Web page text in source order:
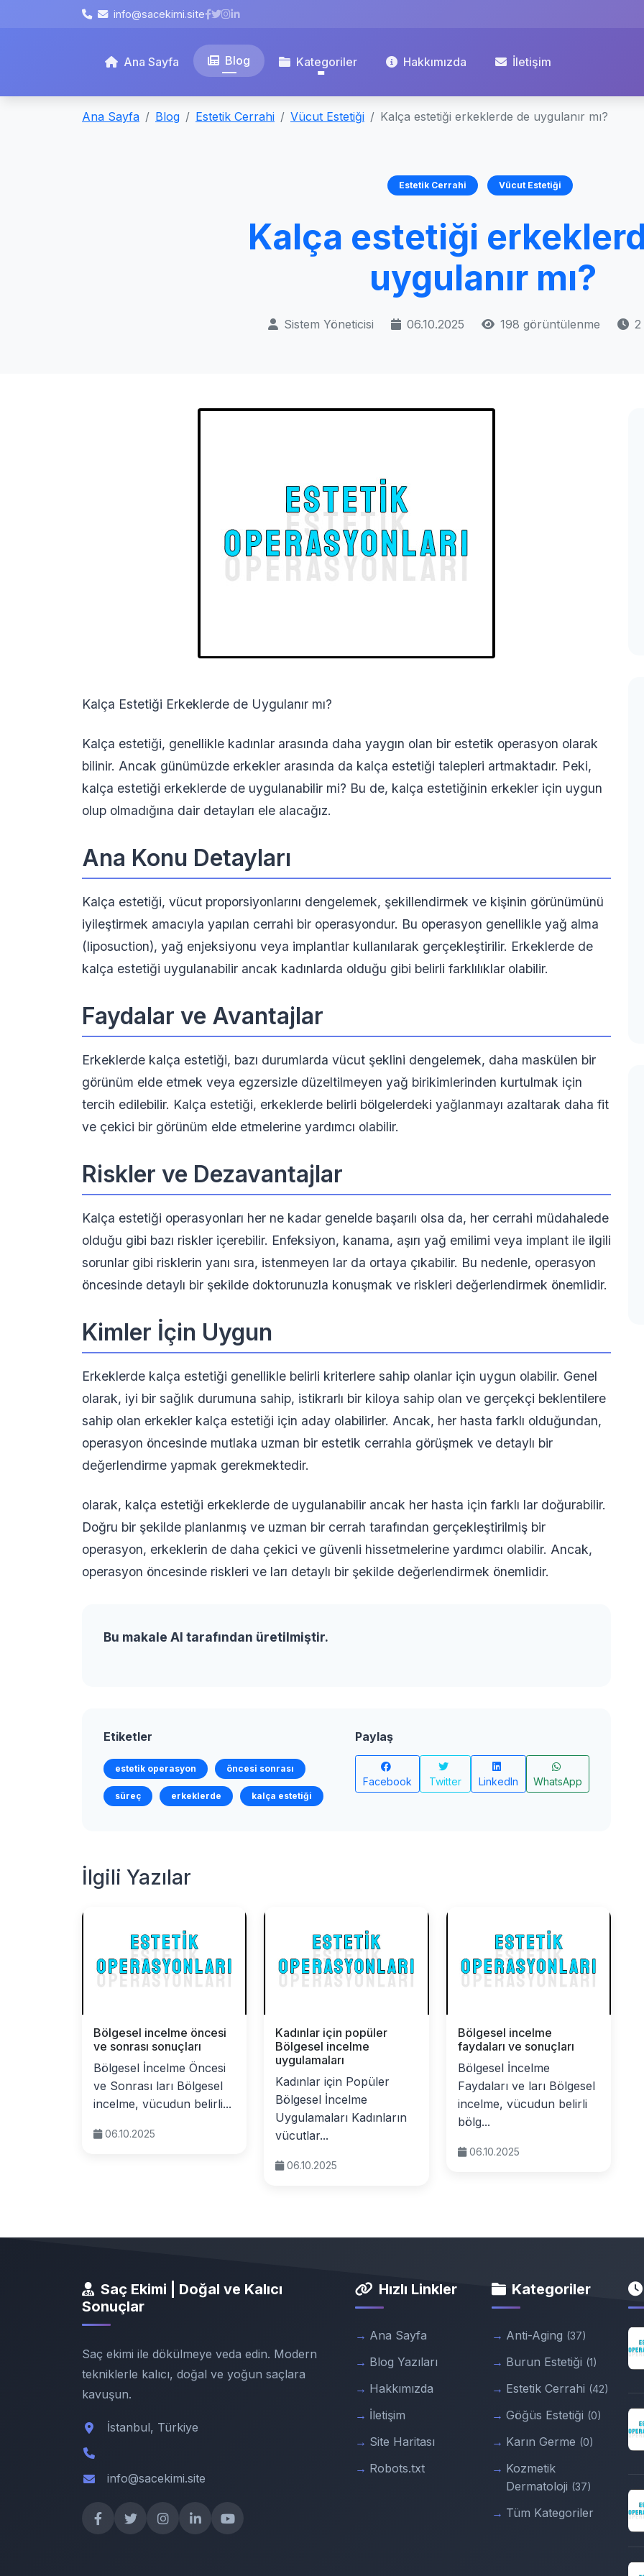
info@sacekimi.site
Ana Sayfa Blog Kategoriler Hakkımızda İletişim
Ana Sayfa Blog Estetik Cerrahi Vücut Estetiği Kalça estetiği erkeklerde de uygulanır mı?
Estetik Cerrahi Vücut Estetiği
Kalça estetiği
uygulanır mı?
Sistem Yöneticisi 06.10.2025 198 görüntülenme 2
Kalça Estetiği Erkeklerde de Uygulanır mı?
Kalça estetiği, genellikle kadınlar arasında daha yaygın olan bir estetik operasyon olarak
bilinir. Ancak günümüzde erkekler arasında da kalça estetiği talepleri artmaktadır. Peki,
kalça estetiği erkeklerde de uygulanabilir mi? Bu de, kalça estetiğinin erkekler için uygun
olup olmadığına dair detayları ele alacağız.
Ana Konu Detayları
Kalça estetiği, vücut proporsiyonlarını dengelemek, şekillendirmek ve kişinin görünümünü
iyileştirmek amacıyla yapılan cerrahi bir operasyondur. Bu operasyon genellikle yağ alma
(liposuction), yağ enjeksiyonu veya implantlar kullanılarak gerçekleştirilir. Erkeklerde de
kalça estetiği uygulanabilir ancak kadınlarda olduğu gibi belirli farklılıklar olabilir.
Faydalar ve Avantajlar
Erkeklerde kalça estetiği, bazı durumlarda vücut şeklini dengelemek, daha maskülen bir
görünüm elde etmek veya egzersizle düzeltilmeyen yağ birikimlerinden kurtulmak için
tercih edilebilir. Kalça estetiği, erkeklerde belirli bölgelerdeki yağlanmayı azaltarak daha fit
ve çekici bir görünüm elde etmelerine yardımcı olabilir.
Riskler ve Dezavantajlar
Kalça estetiği operasyonları her ne kadar genelde başarılı olsa da, her cerrahi müdahalede
olduğu gibi bazı riskler içerebilir. Enfeksiyon, kanama, aşırı yağ emilimi veya implant ile ilgili
sorunlar gibi risklerin yanı sıra, istenmeyen lar da ortaya çıkabilir. Bu nedenle, operasyon
öncesinde detaylı bir şekilde doktorunuzla konuşmak ve riskleri değerlendirmek önemlidir.
Kimler İçin Uygun
Erkeklerde kalça estetiği genellikle belirli kriterlere sahip olanlar için uygun olabilir. Genel
olarak, iyi bir sağlık durumuna sahip, istikrarlı bir kiloya sahip olan ve gerçekçi beklentilere
sahip olan erkekler kalça estetiği için aday olabilirler. Ancak, her hasta farklı olduğundan,
operasyon öncesinde mutlaka uzman bir estetik cerrahla görüşmek ve detaylı bir
değerlendirme yapmak gerekmektedir.
olarak, kalça estetiği erkeklerde de uygulanabilir ancak her hasta için farklı lar doğurabilir.
Doğru bir şekilde planlanmış ve uzman bir cerrah tarafından gerçekleştirilmiş bir
operasyon, erkeklerin de daha çekici ve güvenli hissetmelerine yardımcı olabilir. Ancak,
operasyon öncesinde riskleri ve ları detaylı bir şekilde değerlendirmek önemlidir.
Bu makale AI tarafından üretilmiştir.
Etiketler
estetik operasyon öncesi sonrası
süreç erkeklerde kalça estetiği
Paylaş
Facebook Twitter LinkedIn WhatsApp
İlgili Yazılar
Bölgesel incelme öncesi
ve sonrası sonuçları
Bölgesel İncelme Öncesi
ve Sonrası ları Bölgesel
incelme, vücudun belirli...
06.10.2025
Kadınlar için popüler
Bölgesel incelme
uygulamaları
Kadınlar için Popüler
Bölgesel İncelme
Uygulamaları Kadınların
vücutlar...
06.10.2025
Bölgesel incelme
faydaları ve sonuçları
Bölgesel İncelme
Faydaları ve ları Bölgesel
incelme, vücudun belirli
bölg...
06.10.2025
Saç Ekimi | Doğal ve Kalıcı
Sonuçlar
Saç ekimi ile dökülmeye veda edin. Modern
tekniklerle kalıcı, doğal ve yoğun saçlara
kavuşun.
İstanbul, Türkiye
info@sacekimi.site
Hızlı Linkler
Ana Sayfa
Blog Yazıları
Hakkımızda
İletişim
Site Haritası
Robots.txt
Kategoriler
Anti-Aging (37)
Burun Estetiği (1)
Estetik Cerrahi (42)
Göğüs Estetiği (0)
Karın Germe (0)
Kozmetik
Dermatoloji (37)
Tüm Kategoriler